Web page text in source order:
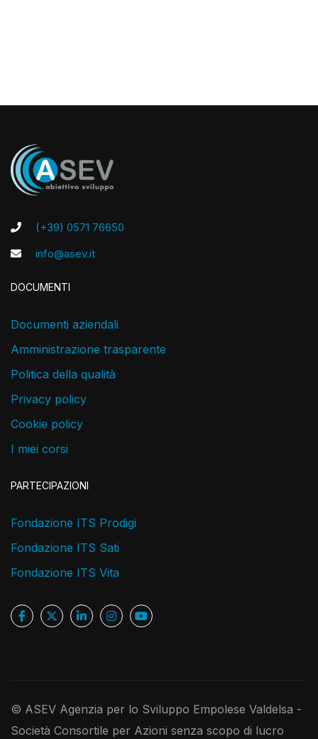
(+39) 0571 76650
info@asev.it
DOCUMENTI
Documenti aziendali
Amministrazione trasparente
Politica della qualità
Privacy policy
Cookie policy
I miei corsi
PARTECIPAZIONI
Fondazione ITS Prodigi
Fondazione ITS Sati
Fondazione ITS Vita
© ASEV Agenzia per lo Sviluppo Empolese Valdelsa -
Società Consortile per Azioni senza scopo di lucro